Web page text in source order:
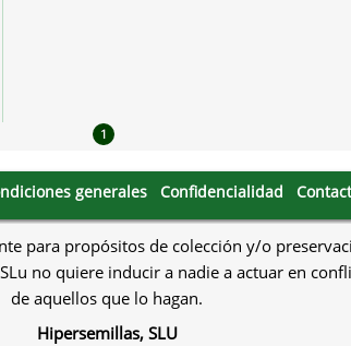
1
generales Confidencialidad
para propósitos de colección y/o
no quiere inducir a nadie a actuar en
de aquellos que lo hagan.
Hipersemillas, SLU